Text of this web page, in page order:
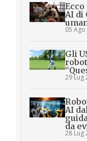
AI di
05
Gli
29 Lug
AI
da
28 Lug